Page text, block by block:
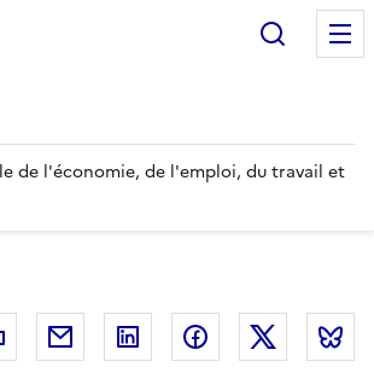
des cookies
de l'économie, de l'emploi, du travail et
Imprimer Courriel Linkedin FacebookTwitter